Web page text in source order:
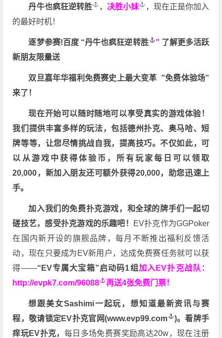
丹牛也疯狂逆转胜 ， 决胜小妹
，现在正是你加入
的最好时机！
逐梦参赛!百度 “丹牛也疯狂逆转胜 ” 了解更多活跃
新朋友限量送
双旦嘉年华福利 免费赛史上最大变革 ”免费体验场”
来了！
现在开始可以随时随地可以享受真实的游戏体验！
我们提供丰富多样的玩法，包括德州扑克、奥马哈、短
牌等等，让您尽情挑战自我，提高技巧。不仅如此， 可
以从游戏中获得体验币，所有玩家每日可以领取
20,000，新加入朋友还可额外获得20,000，助您迅速上
手。
加入我们的免费扑克游戏，和全球的牌手们一起切
磋技艺，感受扑克游戏的乐趣吧！
EV扑克作为GGPoker
在国内新开设的旗舰品牌，每月不断推出福利反馈活
动，现在只要成为EV新用户，达成免费赛任务就可以获
得——“EV专属大宝箱”启动码1组 加入EV扑克战队：
http://evpk7.com/96088
再送4张免费门票！
想跟美女Sashimi一起玩，想知道最新资讯与赛
程，敬请锁定EV扑克官网(www.evp99.com )。看牌手
痒玩EV扑克， 每日多场免费赛奖励高达20w，现在注册